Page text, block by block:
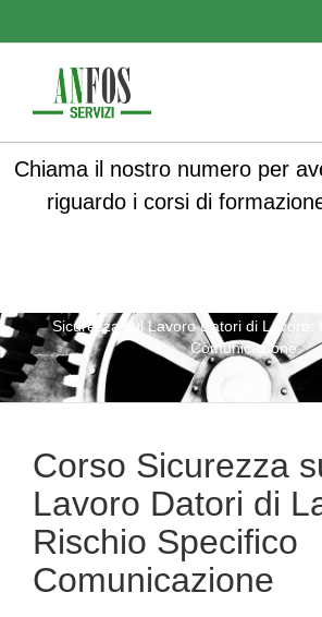
Chiama il nostro numero per
riguardo i corsi di
Sicurezza sul Lavoro Datori di Lavoro:
Comunicazione
Corso Sicurezza
Lavoro Datori di
Rischio Specifico
Comunicazione